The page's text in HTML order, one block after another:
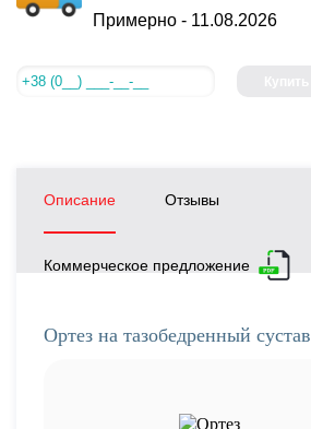
Примерно - 11.08.2026
Описание Отзывы
Коммерческое предложение
Ортез на тазобедренный сустав